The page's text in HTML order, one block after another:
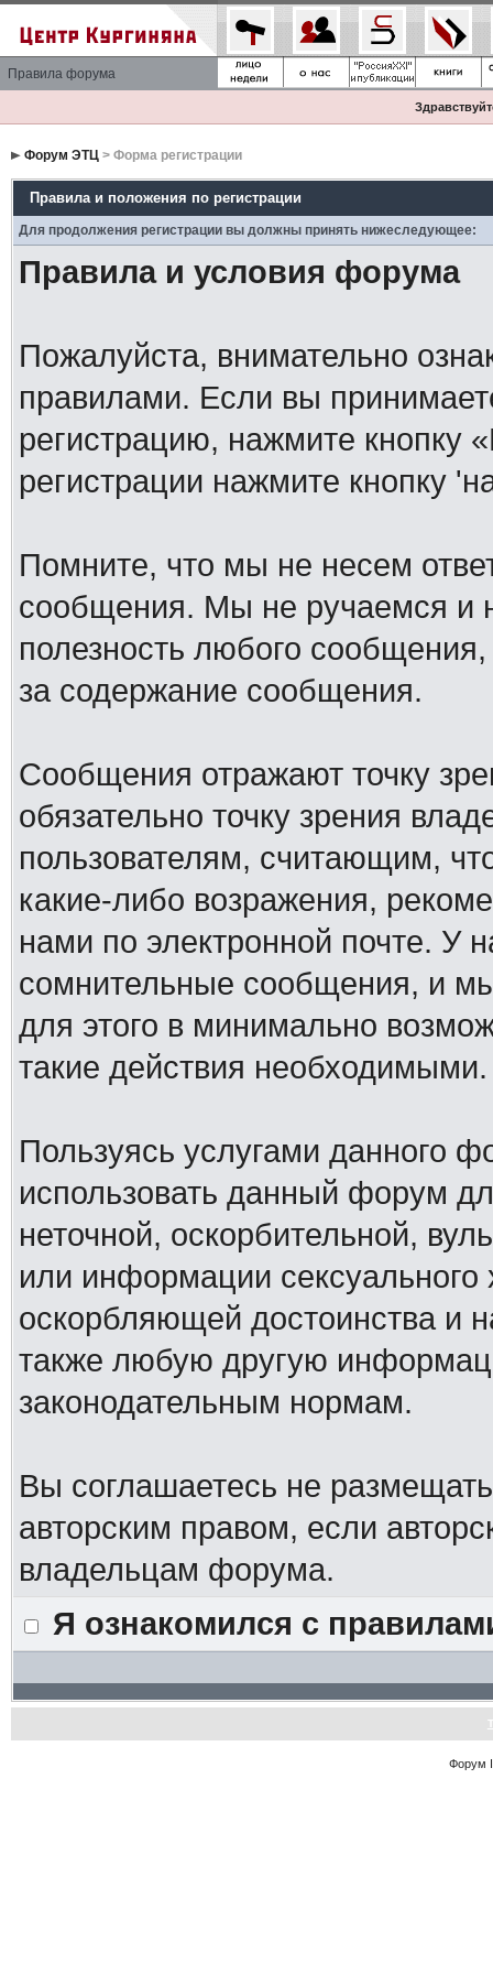
Правила форума
Форум ЭТЦ> Форма регистрации
Правила и положения по регистрации
Для продолжения регистрации вы должны принять нижеследующее:
Правила и условия форума
Пожалуйста, внимательно
правилами. Если вы
регистрацию, нажмите кнопку
регистрации нажмите кнопку
Помните, что мы не несем
сообщения. Мы не ручаемся и
полезность любого
за содержание сообщения.
Сообщения отражают точку
обязательно точку зрения
пользователям, считающим,
какие-либо возражения,
нами по электронной почте. У
сомнительные сообщения, и
для этого в минимально
такие действия необходимыми.
Пользуясь услугами данного
использовать данный форум
неточной, оскорбительной,
или информации
оскорбляющей достоинства и
также любую другую
законодательным нормам.
Вы соглашаетесь не
авторским правом, если
владельцам форума.
Я ознакомился с
Форум